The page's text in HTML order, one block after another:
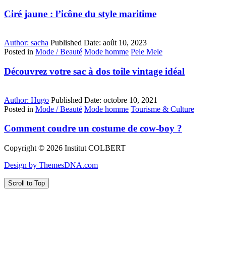
Ciré jaune : l’icône du style maritime
Author: sacha Published Date: août 10, 2023
Posted in Mode / Beauté Mode homme Pele Mele
Découvrez votre sac à dos toile vintage idéal
Author: Hugo Published Date: octobre 10, 2021
Posted in Mode / Beauté Mode homme Tourisme & Culture
Comment coudre un costume de cow-boy ?
Copyright © 2026 Institut COLBERT
Design by ThemesDNA.com
Scroll to Top